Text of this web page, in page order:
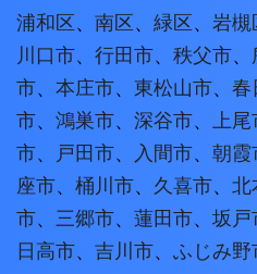
浦和区、 南区、 緑区、 岩槻
川口市、 行田市、 秩父市、
市、 本庄市、 東松山市、 春
市、 鴻巣市、 深谷市、 上
市、 戸田市、 入間市、 朝霞
座市、 桶川市、 久喜市、 北
市、 三郷市、 蓮田市、 坂戸
日高市、 吉川市、 ふじみ野